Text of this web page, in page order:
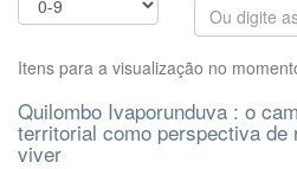
Itens para a visualização no
Quilombo Ivaporunduva : o
territorial como perspectiva de
viver